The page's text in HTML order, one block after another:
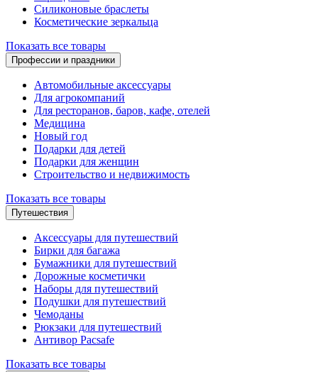
Силиконовые браслеты
Косметические зеркальца
Показать все товары
Профессии и праздники
Автомобильные аксессуары
Для агрокомпаний
Для ресторанов, баров, кафе, отелей
Медицина
Новый год
Подарки для детей
Подарки для женщин
Строительство и недвижимость
Показать все товары
Путешествия
Аксессуары для путешествий
Бирки для багажа
Бумажники для путешествий
Дорожные косметички
Наборы для путешествий
Подушки для путешествий
Чемоданы
Рюкзаки для путешествий
Антивор Pacsafe
Показать все товары